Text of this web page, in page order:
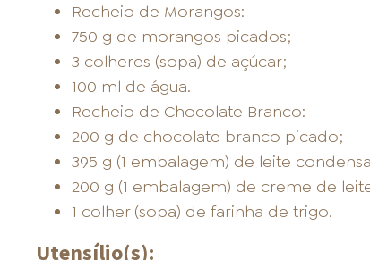
Recheio de Morangos:
750 g de morangos picados;
3 colheres (sopa) de açúcar;
100 ml de água.
Recheio de Chocolate Branco:
200 g de chocolate branco picado;
395 g (1 embalagem) de leite
200 g (1 embalagem) de creme de
1 colher (sopa) de farinha de trigo.
Utensílio(s):